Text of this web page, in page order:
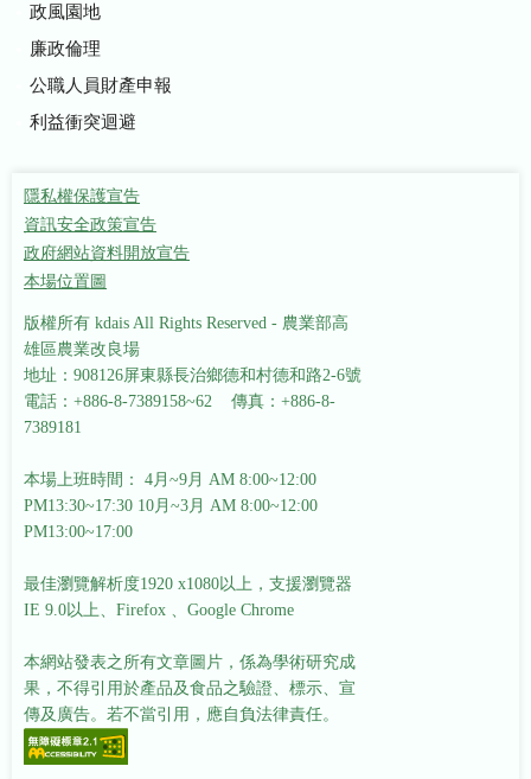
政風園地
廉政倫理
公職人員財產申報
利益衝突迴避
隱私權保護宣告
資訊安全政策宣告
政府網站資料開放宣告
本場位置圖
版權所有 kdais All Rights Reserved - 農業部高
雄區農業改良場
地址：908126屏東縣長治鄉德和村德和路2-6號
電話：+886-8-7389158~62 傳真：+886-8-
7389181
本場上班時間： 4月~9月 AM 8:00~12:00
PM13:30~17:30 10月~3月 AM 8:00~12:00
PM13:00~17:00
最佳瀏覽解析度1920 x1080以上，支援瀏覽器
IE 9.0以上、Firefox 、Google Chrome
本網站發表之所有文章圖片，係為學術研究成
果，不得引用於產品及食品之驗證、標示、宣
傳及廣告。若不當引用，應自負法律責任。